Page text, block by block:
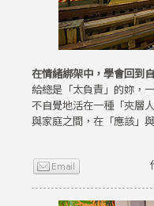
在情緒綁架中，學會回到
給總是「太負責」的妳，
不自覺地活在一種「夾層
與家庭之間，在「應該」